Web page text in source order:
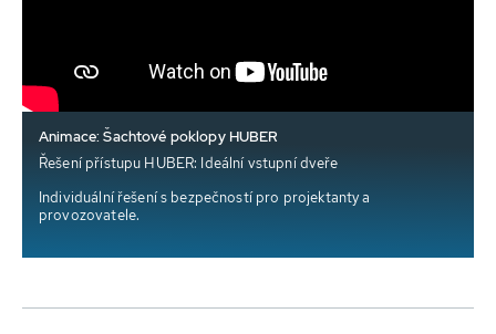
Animace: Šachtové poklopy HUBER
Řešení přístupu HUBER: Ideální vstupní dveře
Individuální řešení s bezpečností pro projektanty a
provozovatele.